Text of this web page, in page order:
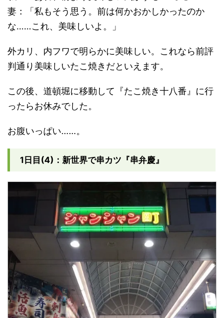
妻：「私もそう思う。前は何かおかしかったのか
な……これ、美味しいよ。」
外カリ、内フワで明らかに美味しい。これなら前評
判通り美味しいたこ焼きだといえます。
この後、道頓堀に移動して『たこ焼き十八番』に行
ったらお休みでした。
お腹いっぱい……。
1日目(4)：新世界で串カツ『串弁慶』